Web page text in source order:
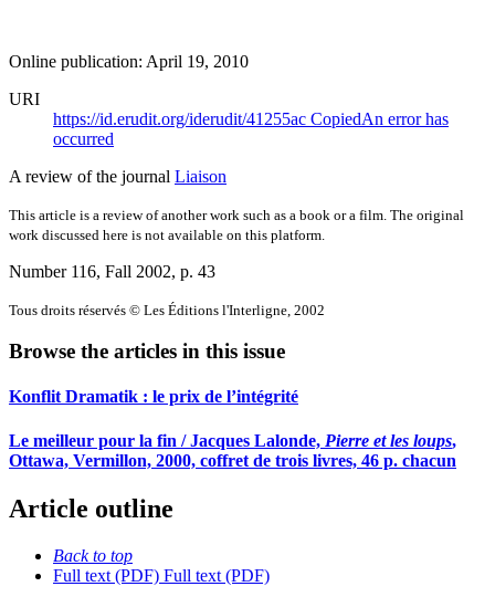
Online publication: April 19, 2010
URI
https://id.erudit.org/iderudit/41255ac CopiedAn error has
occurred
A review of the journal Liaison
This article is a review of another work such as a book or a film. The original
work discussed here is not available on this platform.
Number 116, Fall 2002, p. 43
Tous droits réservés © Les Éditions l'Interligne, 2002
Browse the articles in this issue
Konflit Dramatik : le prix de l’intégrité
Le meilleur pour la fin / Jacques Lalonde, Pierre et les loups,
Ottawa, Vermillon, 2000, coffret de trois livres, 46 p. chacun
Article outline
Back to top
Full text (PDF) Full text (PDF)